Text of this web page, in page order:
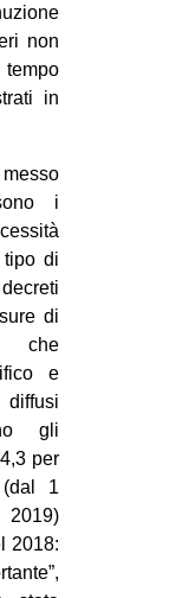
non
tempo
in
messo
i
tipo di
di
che
e
diffusi
gli
per
1
2018: